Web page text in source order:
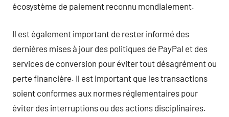
écosystème de paiement reconnu mondialement.
Il est également important de rester informé des
dernières mises à jour des politiques de PayPal et des
services de conversion pour éviter tout désagrément ou
perte financière. Il est important que les transactions
soient conformes aux normes réglementaires pour
éviter des interruptions ou des actions disciplinaires.